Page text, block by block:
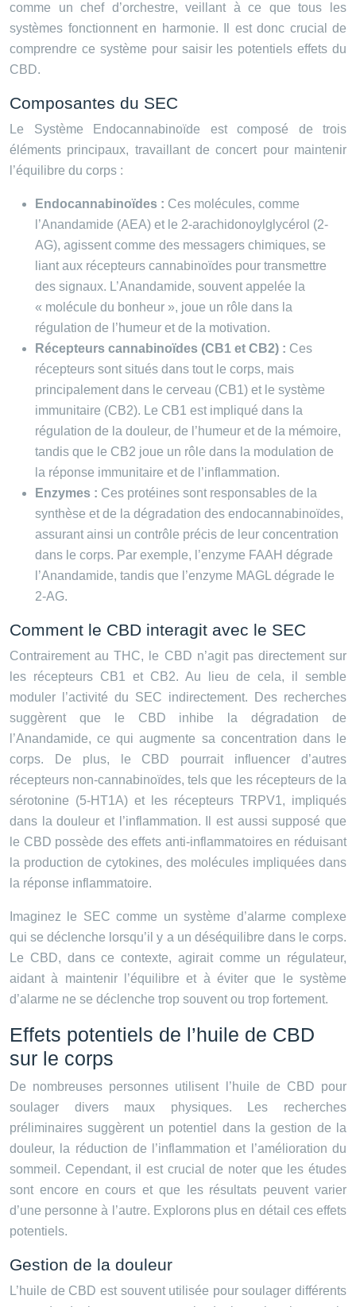
comme un chef d’orchestre, veillant à ce que tous les
systèmes fonctionnent en harmonie. Il est donc crucial de
comprendre ce système pour saisir les potentiels effets du
CBD.
Composantes du SEC
Le Système Endocannabinoïde est composé de trois
éléments principaux, travaillant de concert pour maintenir
l’équilibre du corps :
Endocannabinoïdes : Ces molécules, comme
l’Anandamide (AEA) et le 2-arachidonoylglycérol (2-
AG), agissent comme des messagers chimiques, se
liant aux récepteurs cannabinoïdes pour transmettre
des signaux. L’Anandamide, souvent appelée la
« molécule du bonheur », joue un rôle dans la
régulation de l’humeur et de la motivation.
Récepteurs cannabinoïdes (CB1 et CB2) : Ces
récepteurs sont situés dans tout le corps, mais
principalement dans le cerveau (CB1) et le système
immunitaire (CB2). Le CB1 est impliqué dans la
régulation de la douleur, de l’humeur et de la mémoire,
tandis que le CB2 joue un rôle dans la modulation de
la réponse immunitaire et de l’inflammation.
Enzymes : Ces protéines sont responsables de la
synthèse et de la dégradation des endocannabinoïdes,
assurant ainsi un contrôle précis de leur concentration
dans le corps. Par exemple, l’enzyme FAAH dégrade
l’Anandamide, tandis que l’enzyme MAGL dégrade le
2-AG.
Comment le CBD interagit avec le SEC
Contrairement au THC, le CBD n’agit pas directement sur
les récepteurs CB1 et CB2. Au lieu de cela, il semble
moduler l’activité du SEC indirectement. Des recherches
suggèrent que le CBD inhibe la dégradation de
l’Anandamide, ce qui augmente sa concentration dans le
corps. De plus, le CBD pourrait influencer d’autres
récepteurs non-cannabinoïdes, tels que les récepteurs de la
sérotonine (5-HT1A) et les récepteurs TRPV1, impliqués
dans la douleur et l’inflammation. Il est aussi supposé que
le CBD possède des effets anti-inflammatoires en réduisant
la production de cytokines, des molécules impliquées dans
la réponse inflammatoire.
Imaginez le SEC comme un système d’alarme complexe
qui se déclenche lorsqu’il y a un déséquilibre dans le corps.
Le CBD, dans ce contexte, agirait comme un régulateur,
aidant à maintenir l’équilibre et à éviter que le système
d’alarme ne se déclenche trop souvent ou trop fortement.
Effets potentiels de l’huile de CBD
sur le corps
De nombreuses personnes utilisent l’huile de CBD pour
soulager divers maux physiques. Les recherches
préliminaires suggèrent un potentiel dans la gestion de la
douleur, la réduction de l’inflammation et l’amélioration du
sommeil. Cependant, il est crucial de noter que les études
sont encore en cours et que les résultats peuvent varier
d’une personne à l’autre. Explorons plus en détail ces effets
potentiels.
Gestion de la douleur
L’huile de CBD est souvent utilisée pour soulager différents